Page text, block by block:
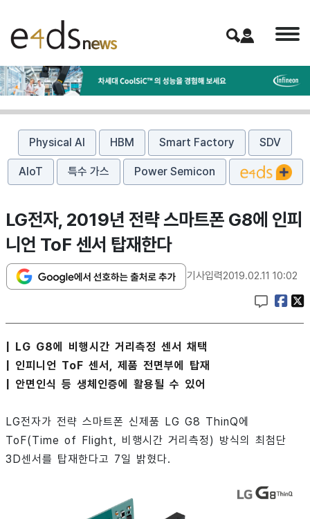
Physical AI HBM Smart Factory SDV
AIoT 특수 가스 Power Semicon
LG전자, 2019년 전략 스마트폰 G8에 인피
니언 ToF 센서 탑재한다
기사입력2019.02.11 10:02
| LG G8에 비행시간 거리측정 센서 채택
| 인피니언 ToF 센서, 제품 전면부에 탑재
| 안면인식 등 생체인증에 활용될 수 있어
LG전자가 전략 스마트폰 신제품 LG G8 ThinQ에
ToF(Time of Flight, 비행시간 거리측정) 방식의 최첨단
3D센서를 탑재한다고 7일 밝혔다.